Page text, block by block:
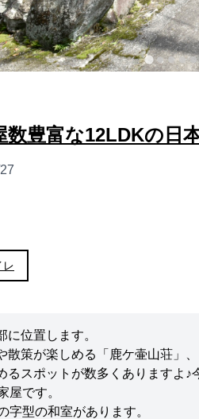
数豊富な12LDKの日
レ
位置します。
散策が楽しめる「鹿ケ壷山荘」
るスポットが数多くありますよ
屋です。
字型の和室があります。